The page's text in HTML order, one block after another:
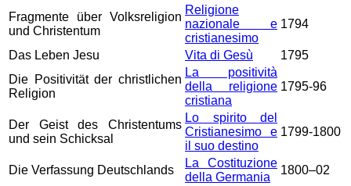
Fragmente über Volksreligion
und Christentum
Religione
nazionale e
cristianesimo
1794
Das Leben Jesu Vita di Gesù
1795
Die Positivität der christlichen
Religion
La positività
della religione
cristiana
1795-96
Der Geist des Christentums
und sein Schicksal
Lo spirito del
Cristianesimo e
il suo destino
1799-1800
Die Verfassung Deutschlands
La Costituzione
della Germania
1800–02